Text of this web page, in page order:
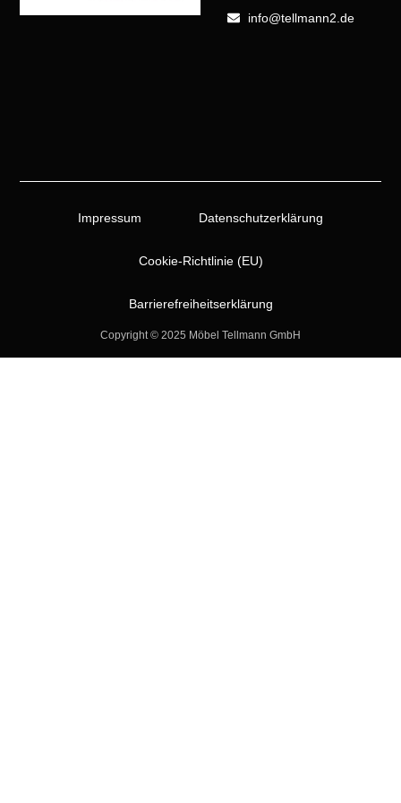
info@tellmann2.de
Copyright © 2025 Möbel Tellmann GmbH
Impressum Datenschutzerklärung
Cookie-Richtlinie (EU)
Barrierefreiheitserklärung